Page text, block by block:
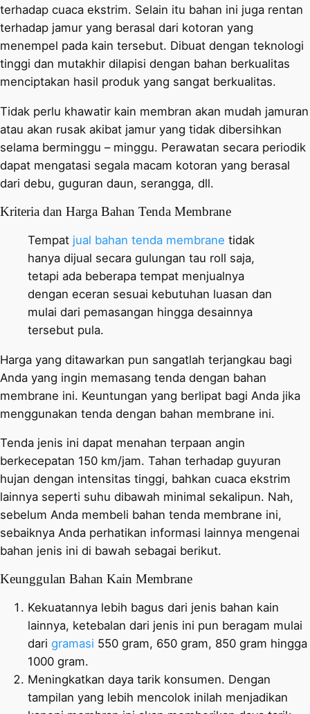
terhadap cuaca ekstrim. Selain itu bahan ini juga rentan
terhadap jamur yang berasal dari kotoran yang
menempel pada kain tersebut. Dibuat dengan teknologi
tinggi dan mutakhir dilapisi dengan bahan berkualitas
menciptakan hasil produk yang sangat berkualitas.
Tidak perlu khawatir kain membran akan mudah jamuran
atau akan rusak akibat jamur yang tidak dibersihkan
selama berminggu – minggu. Perawatan secara periodik
dapat mengatasi segala macam kotoran yang berasal
dari debu, guguran daun, serangga, dll.
Kriteria dan Harga Bahan Tenda Membrane
Tempat jual bahan tenda membrane tidak
hanya dijual secara gulungan tau roll saja,
tetapi ada beberapa tempat menjualnya
dengan eceran sesuai kebutuhan luasan dan
mulai dari pemasangan hingga desainnya
tersebut pula.
Harga yang ditawarkan pun sangatlah terjangkau bagi
Anda yang ingin memasang tenda dengan bahan
membrane ini. Keuntungan yang berlipat bagi Anda jika
menggunakan tenda dengan bahan membrane ini.
Tenda jenis ini dapat menahan terpaan angin
berkecepatan 150 km/jam. Tahan terhadap guyuran
hujan dengan intensitas tinggi, bahkan cuaca ekstrim
lainnya seperti suhu dibawah minimal sekalipun. Nah,
sebelum Anda membeli bahan tenda membrane ini,
sebaiknya Anda perhatikan informasi lainnya mengenai
bahan jenis ini di bawah sebagai berikut.
Keunggulan Bahan Kain Membrane
Kekuatannya lebih bagus dari jenis bahan kain
lainnya, ketebalan dari jenis ini pun beragam mulai
dari gramasi 550 gram, 650 gram, 850 gram hingga
1000 gram.
Meningkatkan daya tarik konsumen. Dengan
tampilan yang lebih mencolok inilah menjadikan